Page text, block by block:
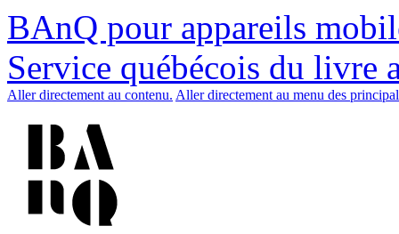
BAnQ pour appareils
Service québécois du livre
Aller directement au contenu. Aller directement au menu des